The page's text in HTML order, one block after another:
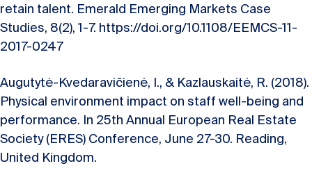
retain talent. Emerald Emerging Markets Case
Studies, 8(2), 1-7. https://doi.org/10.1108/EEMCS-11-
2017-0247
Augutytė-Kvedaravičienė, I., & Kazlauskaitė, R. (2018).
Physical environment impact on staff well-being and
performance. In 25th Annual European Real Estate
Society (ERES) Conference, June 27-30. Reading,
United Kingdom.